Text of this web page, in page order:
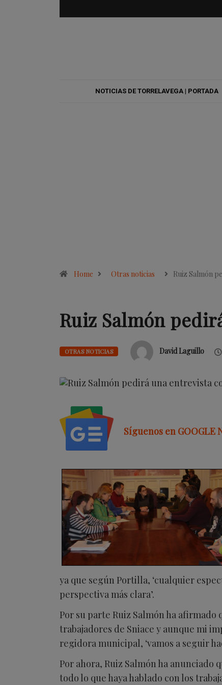
NOTICIAS DE TORRELAVEGA | PORTADA
Home Otras noticias Ruiz Salmón
Ruiz Salmón
OTRAS NOTICIAS David Laguillo
Síguenos en GOOGLE
ya que según Portilla, ‘cualquier
perspectiva más clara’.
Por su parte Ruiz Salmón ha
trabajadores de Sniace y aunque mi
regidora municipal, ‘vamos a seguir
Por ahora, Ruiz Salmón ha anunciado
todo lo que haya hablado con los